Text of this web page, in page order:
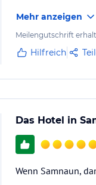
Mehr anzeigen
Meilengutschrift
Hilfreich
Das Hotel in
Wenn Samnaun,